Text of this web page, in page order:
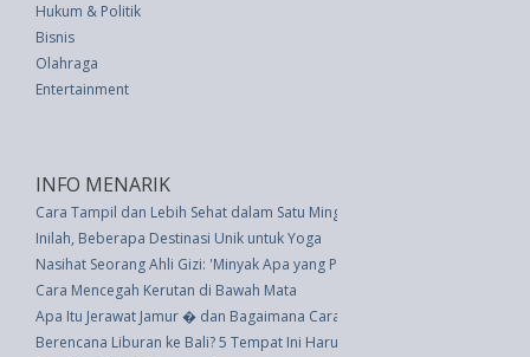
Hukum & Politik
Bisnis
Olahraga
Entertainment
INFO MENARIK
Cara Tampil dan Lebih Sehat dalam Satu Minggu
Inilah, Beberapa Destinasi Unik untuk Yoga
Nasihat Seorang Ahli Gizi: 'Minyak Apa yang Paling Sehat Untuk Dimasak?'
Cara Mencegah Kerutan di Bawah Mata
Apa Itu Jerawat Jamur � dan Bagaimana Cara Mengatasinya?
Berencana Liburan ke Bali? 5 Tempat Ini Harus Ada di Daftar Periksa Anda